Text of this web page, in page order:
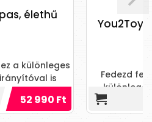
You2Toys
Ultra Realistic - vibrációs
az érzékek határtalan világát
vibrációs játékkal, ami
elvarázsol!